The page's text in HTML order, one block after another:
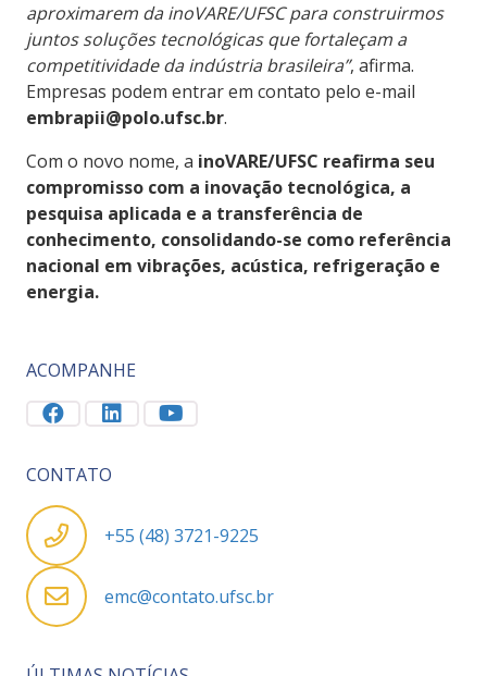
aproximarem da inoVARE/UFSC para construirmos
juntos soluções tecnológicas que fortaleçam a
competitividade da indústria brasileira”, afirma.
Empresas podem entrar em contato pelo e-mail
embrapii@polo.ufsc.br.
Com o novo nome, a inoVARE/UFSC reafirma seu
compromisso com a inovação tecnológica, a
pesquisa aplicada e a transferência de
conhecimento, consolidando-se como referência
nacional em vibrações, acústica, refrigeração e
energia.
ACOMPANHE
CONTATO
+55 (48) 3721-9225
emc@contato.ufsc.br